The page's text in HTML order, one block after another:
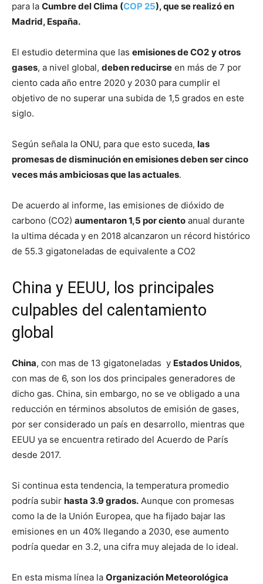
para la Cumbre del Clima (COP 25), que se realizó en
Madrid, España.
El estudio determina que las emisiones de CO2 y otros
gases, a nivel global, deben reducirse en más de 7 por
ciento cada año entre 2020 y 2030 para cumplir el
objetivo de no superar una subida de 1,5 grados en este
siglo.
Según señala la ONU, para que esto suceda, las
promesas de disminución en emisiones deben ser cinco
veces más ambiciosas que las actuales.
De acuerdo al informe, las emisiones de dióxido de
carbono (CO2) aumentaron 1,5 por ciento anual durante
la ultima década y en 2018 alcanzaron un récord histórico
de 55.3 gigatoneladas de equivalente a CO2
China y EEUU, los principales
culpables del calentamiento
global
China, con mas de 13 gigatoneladas y Estados Unidos,
con mas de 6, son los dos principales generadores de
dicho gas. China, sin embargo, no se ve obligado a una
reducción en términos absolutos de emisión de gases,
por ser considerado un país en desarrollo, mientras que
EEUU ya se encuentra retirado del Acuerdo de París
desde 2017.
Si continua esta tendencia, la temperatura promedio
podría subir hasta 3.9 grados. Aunque con promesas
como la de la Unión Europea, que ha fijado bajar las
emisiones en un 40% llegando a 2030, ese aumento
podría quedar en 3.2, una cifra muy alejada de lo ideal.
En esta misma línea la Organización Meteorológica